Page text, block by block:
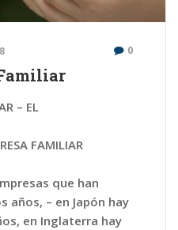
0
– EL
FAMILIAR
que han
años, – en Japón hay
en Inglaterra hay